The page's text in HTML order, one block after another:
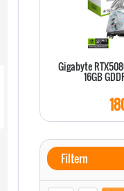
Gigabyte
16GB
Filtern